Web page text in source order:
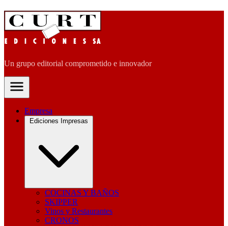
Un grupo editorial comprometido e innovador
Empresa
Ediciones Impresas
COCINAS Y BAÑOS
SKIPPER
Vinos y Restaurantes
CRONOS